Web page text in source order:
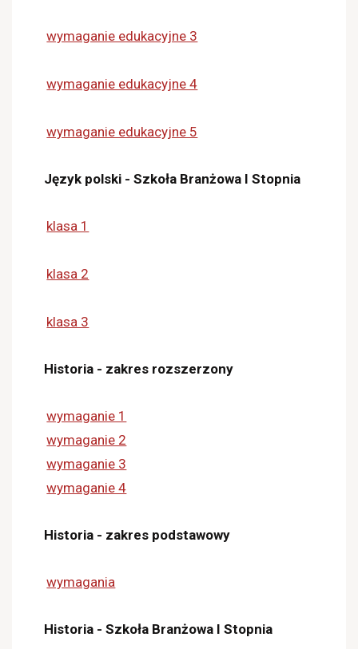
wymaganie edukacyjne 3
wymaganie edukacyjne 4
wymaganie edukacyjne 5
Język polski - Szkoła Branżowa I Stopnia
klasa 1
klasa 2
klasa 3
Historia - zakres rozszerzony
wymaganie 1
wymaganie 2
wymaganie 3
wymaganie 4
Historia - zakres podstawowy
wymagania
Historia - Szkoła Branżowa I Stopnia